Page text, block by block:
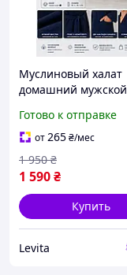
Муслиновый халат
домашний мужской
домашний халат для
мужчин хлопковый
легкий
Готово к отправке
от265₴/мес
1 590₴
1 950 ₴
Купить
Levita